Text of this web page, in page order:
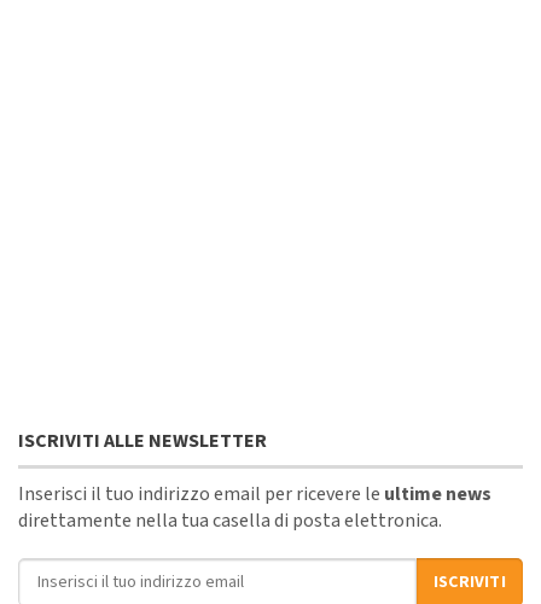
ISCRIVITI ALLE NEWSLETTER
Inserisci il tuo indirizzo email per ricevere le ultime news
direttamente nella tua casella di posta elettronica.
Indirizzo email
ISCRIVITI